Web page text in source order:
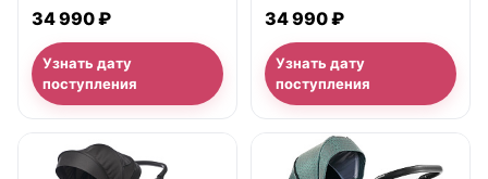
34 990 ₽
Узнать дату
поступления
34 990 ₽
Узнать дату
поступления